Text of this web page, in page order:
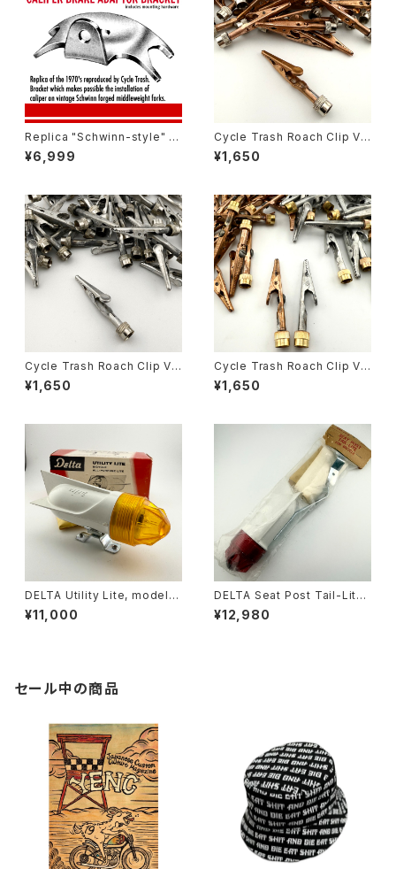
Replica "Schwinn-style" C
aliper Brake adaptor Brack
et
¥6,999
Cycle Trash Roach Clip Val
ve Cap ver.2, copper
¥1,650
Cycle Trash Roach Clip Val
ve Cap ver.2, zinc
¥1,650
Cycle Trash Roach Clip Val
ve Cap
¥1,650
DELTA Utility Lite, model A
-2117 amber n.o.s.
¥11,000
DELTA Seat Post Tail-Lite,
n.o.s.
¥12,980
セール中の商品